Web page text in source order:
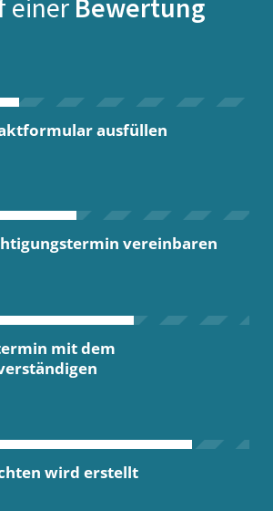
einer Bewertung
ausfüllen
vereinbaren
mit dem
wird erstellt